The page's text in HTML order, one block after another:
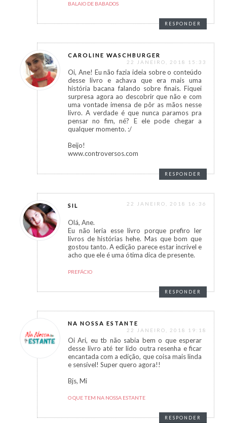
BALAIO DE BABADOS
RESPONDER
CAROLINE WASCHBURGER
22 JANEIRO, 2018 15:33
Oi, Ane! Eu não fazia ideia sobre o conteúdo
desse livro e achava que era mais uma
história bacana falando sobre finais. Fiquei
surpresa agora ao descobrir que não e com
uma vontade imensa de pôr as mãos nesse
livro. A verdade é que nunca paramos pra
pensar no fim, né? E ele pode chegar a
qualquer momento. :/
Beijo!
www.controversos.com
RESPONDER
SIL 22 JANEIRO, 2018 16:36
Olá, Ane.
Eu não leria esse livro porque prefiro ler
livros de histórias hehe. Mas que bom que
gostou tanto. A edição parece estar incrível e
acho que ele é uma ótima dica de presente.
PREFÁCIO
RESPONDER
NA NOSSA ESTANTE
22 JANEIRO, 2018 19:18
Oi Ari, eu tb não sabia bem o que esperar
desse livro até ter lido outra resenha e ficar
encantada com a edição, que coisa mais linda
e sensível! Super quero agora!!
Bjs, Mi
O QUE TEM NA NOSSA ESTANTE
RESPONDER